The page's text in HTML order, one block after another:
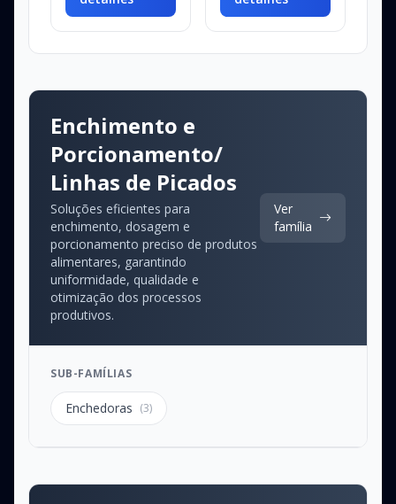
Enchimento e
Porcionamento/
Linhas de Picados
Soluções eficientes para
enchimento, dosagem e
porcionamento preciso de produtos
alimentares, garantindo
uniformidade, qualidade e
otimização dos processos
produtivos.
Ver
família
SUB-FAMÍLIAS
Enchedoras (3)